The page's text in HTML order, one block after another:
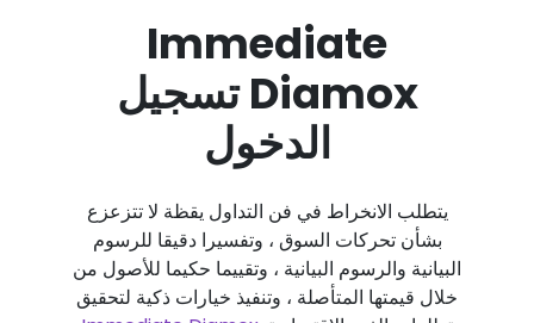
Immediate
Diamox تسجيل
الدخول
يتطلب الانخراط في فن التداول يقظة لا تتزعزع
بشأن تحركات السوق ، وتفسيرا دقيقا للرسوم
البيانية والرسوم البيانية ، وتقييما حكيما للأصول من
خلال قيمتها المتأصلة ، وتنفيذ خيارات ذكية لتحقيق